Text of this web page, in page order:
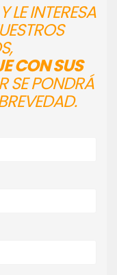
LE INTERESA
CON SUS
SE PONDRÁ